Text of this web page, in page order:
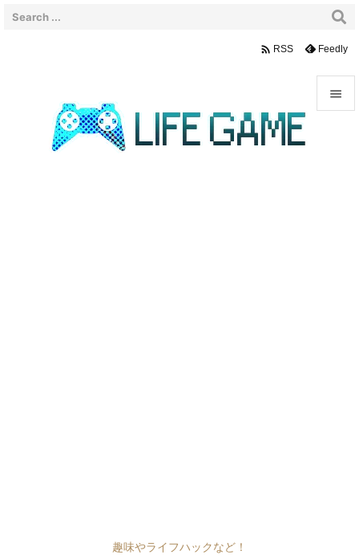
趣味やライフハックなど！

 RSS Feedly